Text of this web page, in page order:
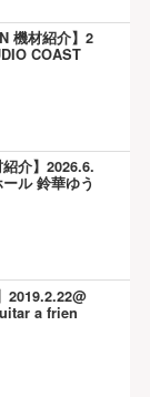
機材紹介】2
COAST
紹介】2026.6.
ル 鈴華ゆう
2019.2.22@
a frien